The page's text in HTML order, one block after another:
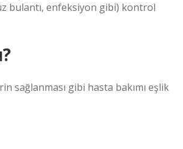
bulantı, enfeksiyon gibi) kontrol
sağlanması gibi hasta bakımı eşlik